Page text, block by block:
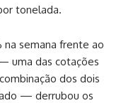
tonelada.
na semana frente ao
uma das cotações
dos dois
— derrubou os